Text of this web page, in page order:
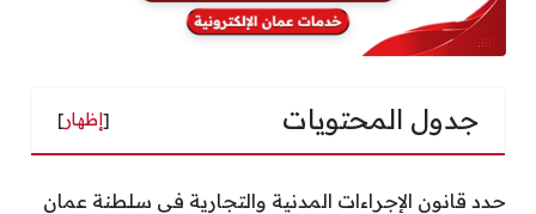
جدول المحتويات [إظهار]
حدد قانون الإجراءات المدنية والتجارية في سلطنة عمان